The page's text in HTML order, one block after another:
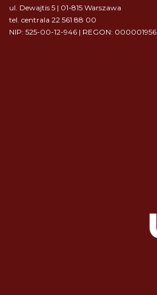
ul. Dewajtis 5 | 01-815 Warszawa
tel. centrala 22 561 88 00
NIP: 525-00-12-946 | REGON: 000001956